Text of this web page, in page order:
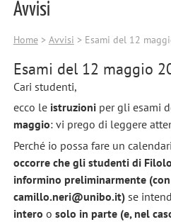
Avvisi
Home> Avvisi > Esami del 12
Esami del 12 maggio
Cari studenti,
ecco le istruzioni per gli esami
maggio: vi prego di leggere
Perché io possa fare un
occorre che gli studenti di
informino preliminarmente
camillo.neri@unibo.it)se
intero o solo in parte (e, nel